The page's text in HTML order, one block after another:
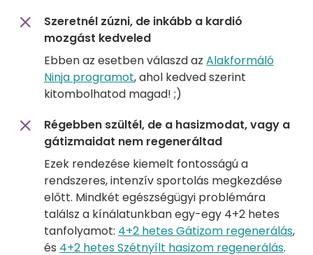
Szeretnél zúzni, de inkább a kardió
mozgást kedveled
Ebben az esetben válaszd az Alakformáló
Ninja programot, ahol kedved szerint
kitombolhatod magad! ;)
Régebben szültél, de a hasizmodat, vagy a
gátizmaidat nem regeneráltad
Ezek rendezése kiemelt fontosságú a
rendszeres, intenzív sportolás megkezdése
előtt. Mindkét egészségügyi problémára
találsz a kínálatunkban egy-egy 4+2 hetes
tanfolyamot: 4+2 hetes Gátizom regenerálás,
és 4+2 hetes Szétnyílt hasizom regenerálás.